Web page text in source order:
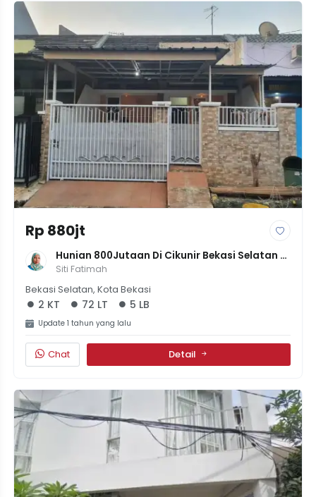
Rp 880jt
Hunian 800Jutaan Di Cikunir Bekasi Selatan
SHM Tanah 72
Siti Fatimah
Bekasi Selatan, Kota Bekasi
2 KT 72 LT 5 LB
Update 1 tahun yang lalu
Chat Detail